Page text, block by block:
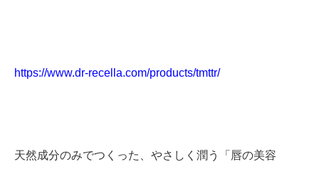
https://www.dr-recella.com/products/tmttr/
天然成分のみでつくった、やさしく潤う「唇の美容